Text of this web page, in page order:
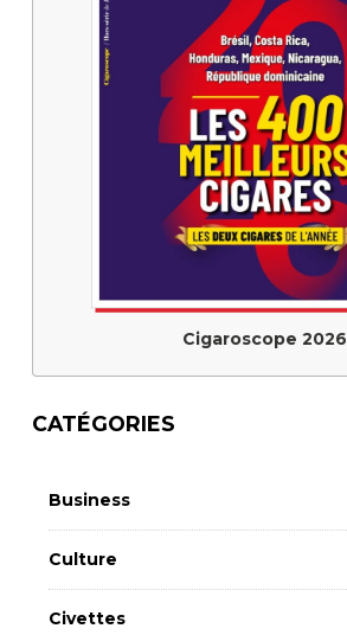
Cigaroscope 2026
CATÉGORIES
Business
Culture
Civettes